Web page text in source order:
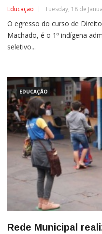
Educação Tuesday, 18 de
O egresso do curso de
Machado, é o 1º indígena
seletivo...
EDUCAÇÃO
Rede Municipal